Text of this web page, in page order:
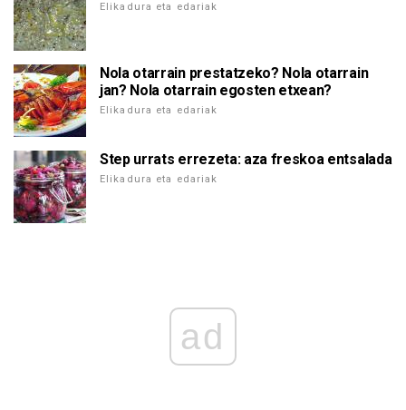
Elikadura eta edariak
Nola otarrain prestatzeko? Nola otarrain
jan? Nola otarrain egosten etxean?
Elikadura eta edariak
Step urrats errezeta: aza freskoa entsalada
Elikadura eta edariak
ad